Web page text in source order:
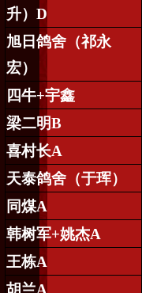
升）D
旭日鸽舍（祁永
宏）
四牛+宇鑫
梁二明B
喜村长A
天泰鸽舍（于珲）
同煤A
韩树军+姚杰A
王栋A
胡兰A